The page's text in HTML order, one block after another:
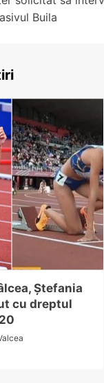
Buila
Ștefania
cu dreptul